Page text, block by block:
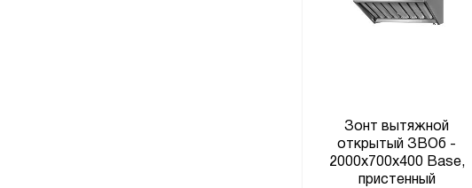
Зонт вытяжной
открытый ЗВОб -
2000x700x400 Base,
пристенный